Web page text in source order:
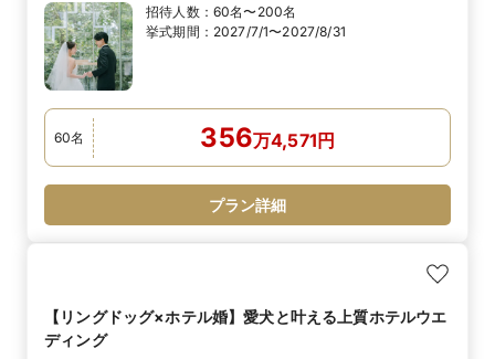
招待人数： 60名〜200名
挙式期間： 2027/7/1〜2027/8/31
60名 356万4,571円
プラン詳細
【リングドッグ×ホテル婚】愛犬と叶える上質ホテルウエ
ディング